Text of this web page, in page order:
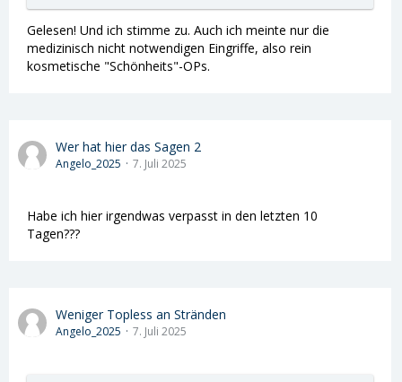
Gelesen! Und ich stimme zu. Auch ich meinte nur die
medizinisch nicht notwendigen Eingriffe, also rein
kosmetische "Schönheits"-OPs.
Wer hat hier das Sagen 2
Angelo_2025 7. Juli 2025
Habe ich hier irgendwas verpasst in den letzten 10
Tagen???
Weniger Topless an Stränden
Angelo_2025 7. Juli 2025